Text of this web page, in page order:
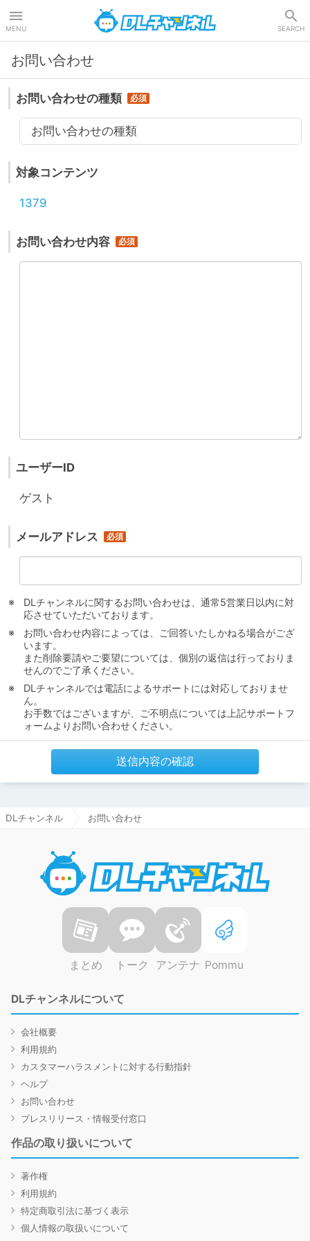
MENU SEARCH
お問い合わせ
お問い合わせの種類
お問い合わせの種類
対象コンテンツ
1379
お問い合わせ内容
ユーザーID
ゲスト
メールアドレス
DLチャンネルに関するお問い合わせは、通常5営業日以内に対
応させていただいております。
お問い合わせ内容によっては、ご回答いたしかねる場合がござ
います。
また削除要請やご要望については、個別の返信は行っておりま
せんのでご了承ください。
DLチャンネルでは電話によるサポートには対応しておりませ
ん。
お手数ではございますが、ご不明点については上記サポートフ
ォームよりお問い合わせください。
送信内容の確認
DLチャンネル お問い合わせ
まとめ トーク アンテナ Pommu
DLチャンネルについて
会社概要
利用規約
カスタマーハラスメントに対する行動指針
ヘルプ
お問い合わせ
プレスリリース・情報受付窓口
作品の取り扱いについて
著作権
利用規約
特定商取引法に基づく表示
個人情報の取扱いについて